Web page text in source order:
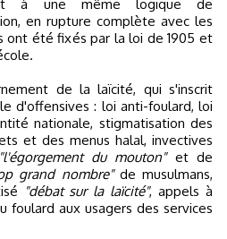
à une même logique de
en rupture complète avec les
ont été fixés par la loi de 1905 et
de la laïcité, qui s'inscrit
d'offensives : loi anti-foulard, loi
nationale, stigmatisation des
et des menus halal, invectives
"l'égorgement du mouton"et de
grand nombre"de musulmans,
"débat sur la laïcité", appels à
foulard aux usagers des services